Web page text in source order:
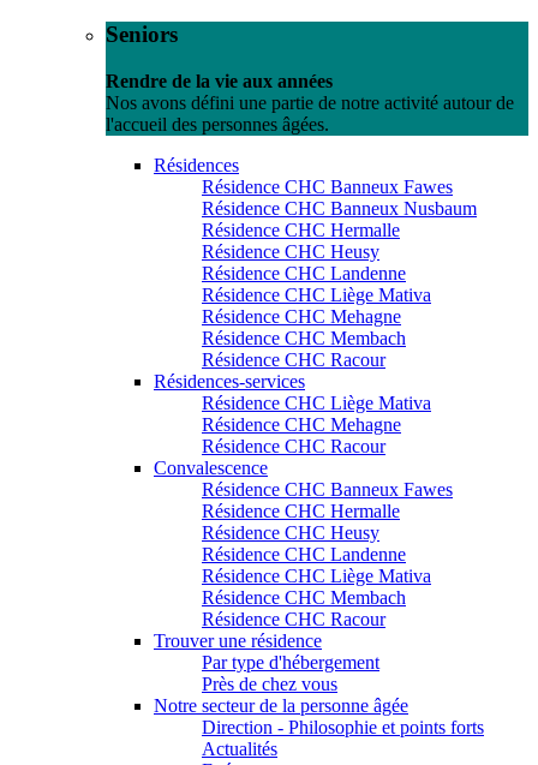
Seniors
Rendre de la vie aux années
Nos avons défini une partie de notre activité autour de
l'accueil des personnes âgées.
Résidences
Résidence CHC Banneux Fawes
Résidence CHC Banneux Nusbaum
Résidence CHC Hermalle
Résidence CHC Heusy
Résidence CHC Landenne
Résidence CHC Liège Mativa
Résidence CHC Mehagne
Résidence CHC Membach
Résidence CHC Racour
Résidences-services
Résidence CHC Liège Mativa
Résidence CHC Mehagne
Résidence CHC Racour
Convalescence
Résidence CHC Banneux Fawes
Résidence CHC Hermalle
Résidence CHC Heusy
Résidence CHC Landenne
Résidence CHC Liège Mativa
Résidence CHC Membach
Résidence CHC Racour
Trouver une résidence
Par type d'hébergement
Près de chez vous
Notre secteur de la personne âgée
Direction - Philosophie et points forts
Actualités